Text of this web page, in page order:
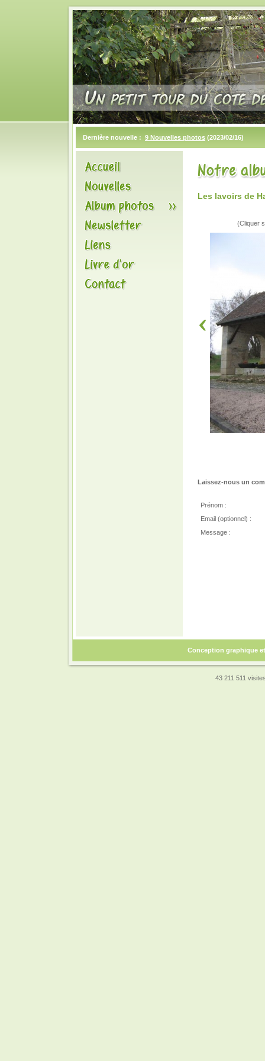
Dernière nouvelle : 9 Nouvelles photos (2023/02/16)
Les lavoirs de
(Cliquer
Laissez-nous un
Prénom :
Email (optionnel) :
Message :
Conception graphique
43 211 511